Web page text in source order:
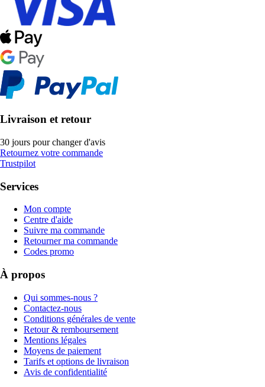
Livraison et retour
30 jours pour changer d'avis
Retournez votre commande
Trustpilot
Services
Mon compte
Centre d'aide
Suivre ma commande
Retourner ma commande
Codes promo
À propos
Qui sommes-nous ?
Contactez-nous
Conditions générales de vente
Retour & remboursement
Mentions légales
Moyens de paiement
Tarifs et options de livraison
Avis de confidentialité